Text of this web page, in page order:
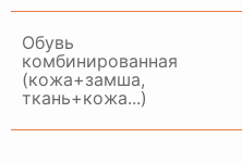
Обувь
комбинированная
(кожа+замша,
ткань+кожа...)